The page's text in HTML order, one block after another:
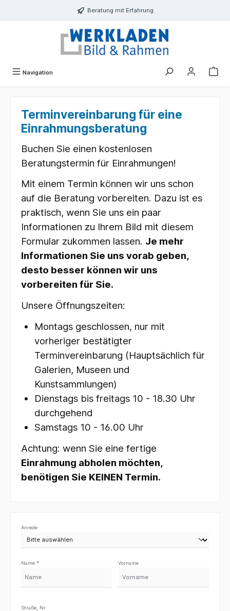
Beratung mit Erfahrung
Navigation
Terminvereinbarung für eine
Einrahmungsberatung
Buchen Sie einen kostenlosen
Beratungstermin für Einrahmungen!
Mit einem Termin können wir uns schon
auf die Beratung vorbereiten. Dazu ist es
praktisch, wenn Sie uns ein paar
Informationen zu Ihrem Bild mit diesem
Formular zukommen lassen. Je mehr
Informationen Sie uns vorab geben,
desto besser können wir uns
vorbereiten für Sie.
Unsere Öffnungszeiten:
Montags geschlossen, nur mit
vorheriger bestätigter
Terminvereinbarung (Hauptsächlich für
Galerien, Museen und
Kunstsammlungen)
Dienstags bis freitags 10 - 18.30 Uhr
durchgehend
Samstags 10 - 16.00 Uhr
Achtung: wenn Sie eine fertige
Einrahmung abholen möchten,
benötigen Sie KEINEN Termin.
Anrede
Name * Vorname
Straße, Nr